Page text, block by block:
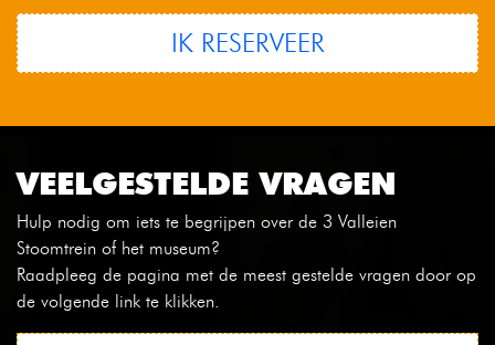
IK RESERVEER
VEELGESTELDE VRAGEN
Hulp nodig om iets te begrijpen over de 3 Valleien
Stoomtrein of het museum?
Raadpleeg de pagina met de meest gestelde vragen door op
de volgende link te klikken.